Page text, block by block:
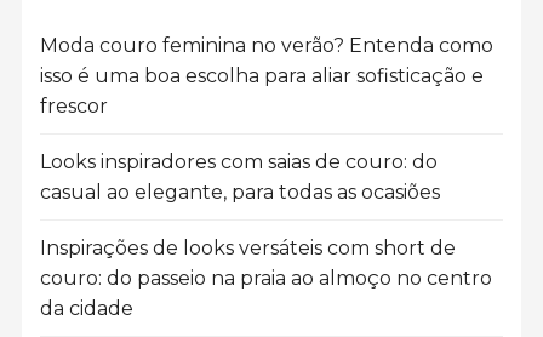
Moda couro feminina no verão? Entenda como
isso é uma boa escolha para aliar sofisticação e
frescor
Looks inspiradores com saias de couro: do
casual ao elegante, para todas as ocasiões
Inspirações de looks versáteis com short de
couro: do passeio na praia ao almoço no centro
da cidade